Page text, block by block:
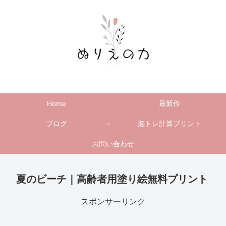
Home 最新作
ブログ 脳トレ計算プリント
お問い合わせ
夏のビーチ｜高齢者用塗り絵無料プリント
スポンサーリンク